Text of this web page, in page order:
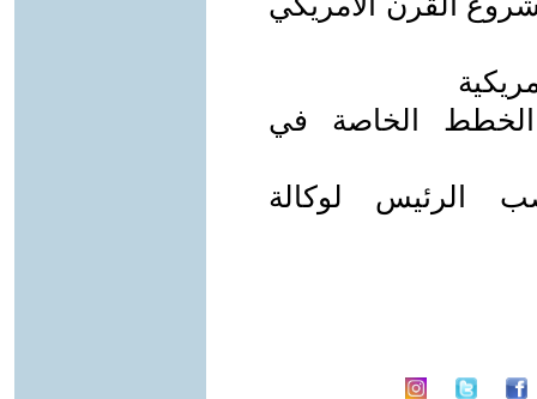
الخطط الخاصة في
الرئيس لوكالة